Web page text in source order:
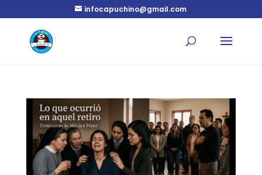
infocapuchino@gmail.com